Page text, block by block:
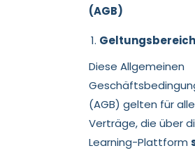
(AGB)
Geltungsbereich
Diese Allgemeinen
(AGB) gelten für alle
Verträge, die über
Learning-Plattform